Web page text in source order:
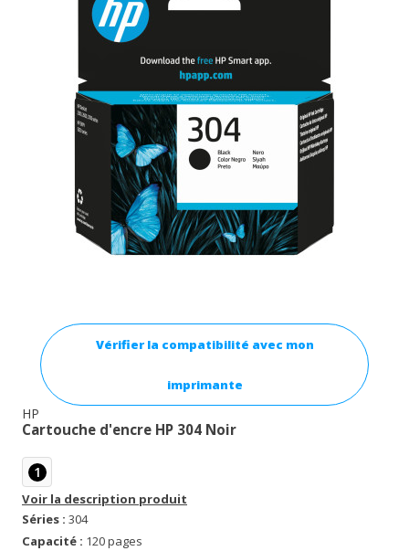
Vérifier la compatibilité avec mon
imprimante
HP
Cartouche d'encre HP 304 Noir
1
Voir la description produit
Séries : 304
Capacité : 120 pages